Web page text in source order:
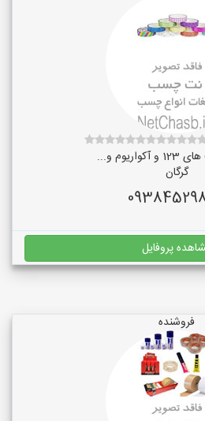
و...
گرگان
پروفایل
فروشنده